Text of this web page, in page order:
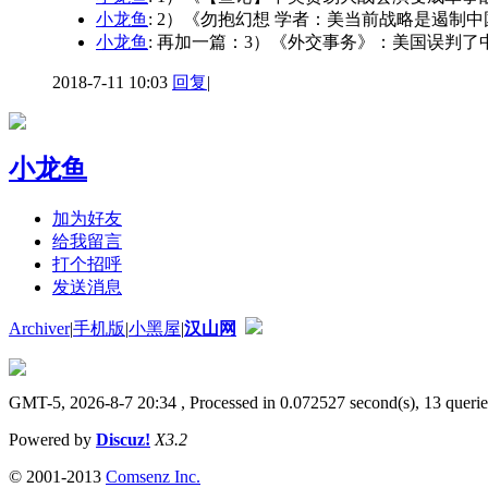
小龙鱼 : 2）《勿抱幻想 学者：美当前战略是遏制
小龙鱼 : 再加一篇：3）《外交事务》：美国误判了
2018-7-11 10:03 回复|
小龙鱼
加为好友
给我留言
打个招呼
发送消息
Archiver|手机版|小黑屋|汉山网
GMT-5, 2026-8-7 20:34 , Processed in 0.072527 second(s), 13
Powered by Discuz! X3.2
© 2001-2013 Comsenz Inc.